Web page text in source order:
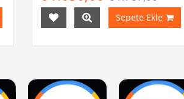
Sepete Ekle